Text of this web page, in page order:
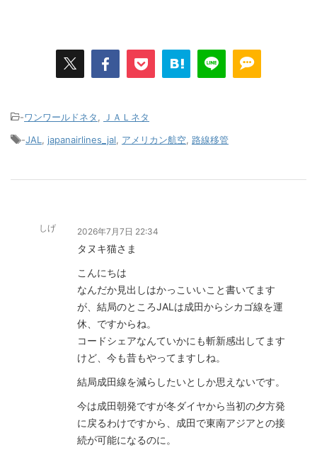
-ワンワールドネタ
ＪＡＬネタ
-JAL japanairlines_jal アメリカン航空 路線移管
しげ 2026年7月7日 22:34
タヌキ猫さま
こんにちは
なんだか見出しはかっこいいこと書いてます
が、結局のところJALは成田からシカゴ線を運
休、ですからね。
コードシェアなんていかにも斬新感出してます
けど、今も昔もやってますしね。
結局成田線を減らしたいとしか思えないです。
今は成田朝発ですが冬ダイヤから当初の夕方発
に戻るわけですから、成田で東南アジアとの接
続が可能になるのに。